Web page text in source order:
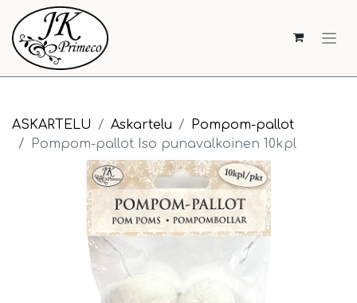
ASKARTELU Askartelu
Pompom-pallot
Pompom-pallot Iso punavalkoinen 10kpl